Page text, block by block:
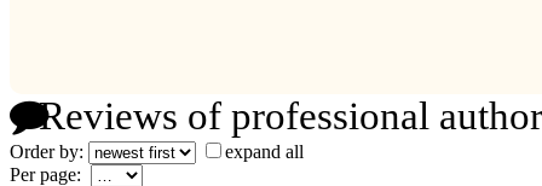
Reviews of professional
Order by:
expand all
Per page: